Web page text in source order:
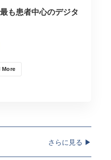
も患者中心のデジタ
More
さらに見る ▶︎